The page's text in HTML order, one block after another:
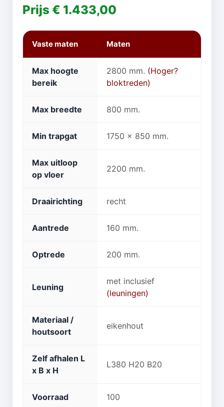
Prijs € 1.433,00
Vaste maten Maten
Max hoogte
bereik
2800 mm. (Hoger?
bloktreden)
Max breedte 800 mm.
Min trapgat 1750 x 850 mm.
Max uitloop
op vloer
2200 mm.
Draairichting recht
Aantrede 160 mm.
Optrede 200 mm.
Leuning
met inclusief
(leuningen)
Materiaal /
houtsoort
eikenhout
Zelf afhalen L
x B x H
L380 H20 B20
Voorraad 100